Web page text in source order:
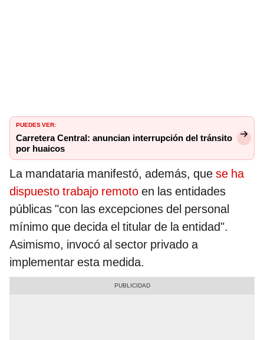
PUEDES VER:
Carretera Central: anuncian interrupción del tránsito
por huaicos
La mandataria manifestó, además, que se ha
dispuesto trabajo remoto en las entidades
públicas "con las excepciones del personal
mínimo que decida el titular de la entidad".
Asimismo, invocó al sector privado a
implementar esta medida.